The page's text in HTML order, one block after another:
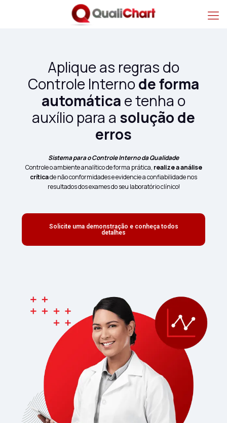
Aplique as regras do
Controle Internode forma
automática e tenha o
auxílio para a solução de
erros
Sistema para o Controle Interno da Qualidade
Controle o ambiente analítico de forma prática, realize a análise
críticade não conformidades e evidencie a confiabilidade nos
resultados dos exames do seu laboratório clínico!
Solicite uma demonstração e conheça todos
detalhes